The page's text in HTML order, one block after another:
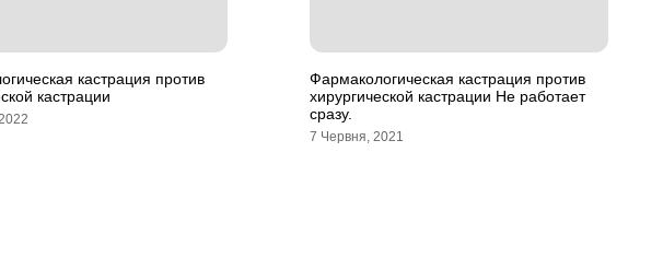
кастрация против
кастрации
Фармакологическая кастрация против
хирургической кастрации Не работает
сразу.
7 Червня, 2021